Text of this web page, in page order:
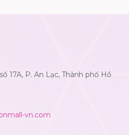
17A, P. An Lạc, Thành phố Hồ
vn.com